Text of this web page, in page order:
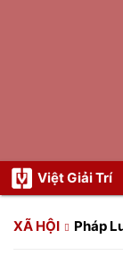
Việt Giải Trí
XÃ HỘI Pháp